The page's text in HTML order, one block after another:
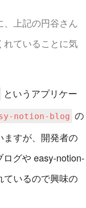
、上記の円谷さん
ていることに気
というアプリケー
notion-blog の
ますが、開発者の
ログや easy-notion-
ているので興味の